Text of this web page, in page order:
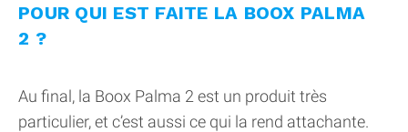
POUR QUI EST FAITE LA BOOX PALMA
2 ?
Au final, la Boox Palma 2 est un produit très
particulier, et c’est aussi ce qui la rend attachante.